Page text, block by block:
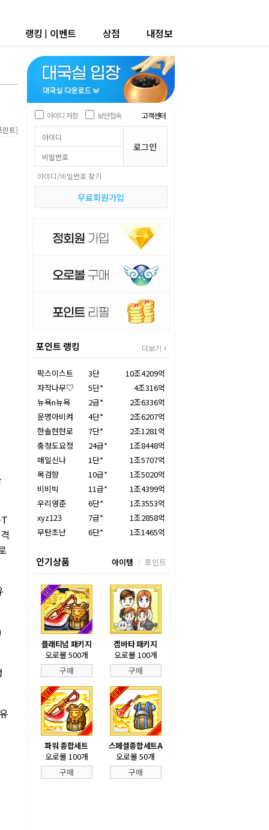
랭킹 | 이벤트 상점 내정보
린트]
아이디 저장 보안접속 고객센터
아이디/비밀번호 찾기
무료회원가입
포인트 랭킹 더보기
팍스이스트 3단
10조4209억
자작나무♡
5단*
4조316억
뉴욕n뉴욕
2급*
2조6336억
운명아비켜
4단*
2조6207억
한솔현현로
7단*
2조1281억
충청도요정
24급*
1조8448억
매일신나
1단*
1조5707억
목검향
10급*
1조5020억
비비빅
11급*
1조4399억
우리영준
6단*
1조3553억
xyz123
7급*
1조2858억
무탄초난
6단* 1조1465억
인기상품 아이템 포인트
플래티넘 패키지
오로볼 500개
구매
겜바타 패키지
오로볼 100개
구매
파워 종합세트
오로볼 100개
구매
스페셜종합세트A
오로볼 50개
구매